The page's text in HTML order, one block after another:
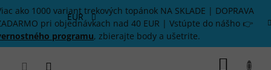
Prejsť
na
obsah
ako 1000 variant trekových topánok NA SKLADE | DOPRAVA
pri objednávkach nad 40 EUR | Vstúpte do nášho 👉
programu, zbierajte body a ušetrite.
EUR